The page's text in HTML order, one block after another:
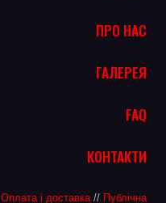
ПРО НАС
ГАЛЕРЕЯ
FAQ
КОНТАКТИ
Оплата і доставка// Публічна